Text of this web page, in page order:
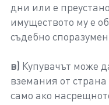
дни или е
имуществото му е
съдебно
в) Купувачът може
вземания от
само ако